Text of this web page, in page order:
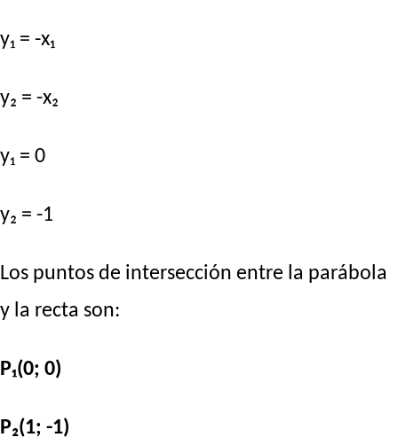
y₁ = -x₁
y₂ = -x₂
y₁ = 0
y₂ = -1
Los puntos de intersección entre la parábola
y la recta son:
P₁(0; 0)
P₂(1; -1)